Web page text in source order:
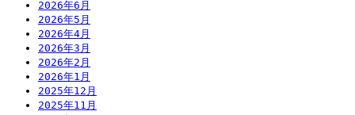
2026年6月
2026年5月
2026年4月
2026年3月
2026年2月
2026年1月
2025年12月
2025年11月